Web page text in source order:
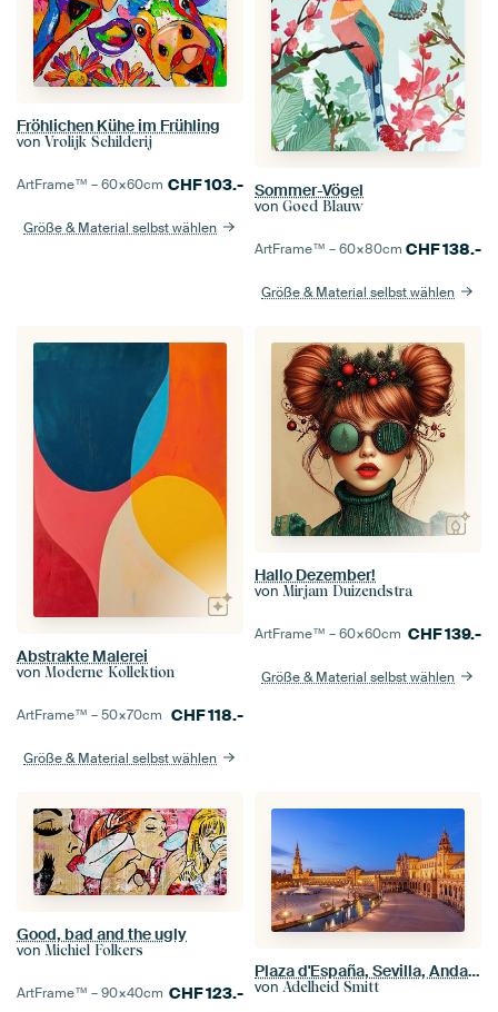
Fröhlichen Kühe im Frühling
von Vrolijk Schilderij
ArtFrame™ –60×60cm CHF103.-
Größe & Material selbst wählen
Sommer-Vögel
von Goed Blauw
ArtFrame™ –60×80cm CHF138.-
Größe & Material selbst wählen
Abstrakte Malerei
von Moderne Kollektion
ArtFrame™ –50×70cm CHF118.-
Größe & Material selbst wählen
Hallo Dezember!
von Mirjam Duizendstra
ArtFrame™ –60×60cm CHF139.-
Größe & Material selbst wählen
Good, bad and the ugly
von Michiel Folkers
ArtFrame™ –90×40cm CHF123.-
Plaza d'España, Sevilla, Andalusien, Spanien
von Adelheid Smitt